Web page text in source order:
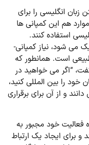
زبان انگلیسی را برای
هم این کمپانی ­ها
استفاده کنند.
همچنان که دنیا بیشتر به یکپارچگی نزدیک می­ شود، نیاز کمپانی­
است. همانطور که
“اگر می خواهید در
خود را بین­ المللی کنید،
و از آن برای برقراری
خود مجبور به
و برای ایجاد یک ارتباط